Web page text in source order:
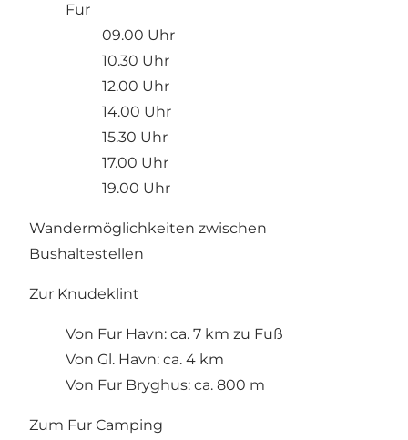
Fur
09.00 Uhr
10.30 Uhr
12.00 Uhr
14.00 Uhr
15.30 Uhr
17.00 Uhr
19.00 Uhr
Wandermöglichkeiten zwischen
Bushaltestellen
Zur Knudeklint
Von Fur Havn: ca. 7 km zu Fuß
Von Gl. Havn: ca. 4 km
Von Fur Bryghus: ca. 800 m
Zum Fur Camping